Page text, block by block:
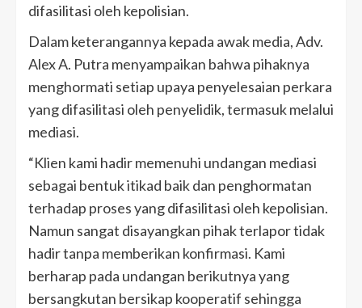
difasilitasi oleh kepolisian.
Dalam keterangannya kepada awak media, Adv.
Alex A. Putra menyampaikan bahwa pihaknya
menghormati setiap upaya penyelesaian perkara
yang difasilitasi oleh penyelidik, termasuk melalui
mediasi.
“Klien kami hadir memenuhi undangan mediasi
sebagai bentuk itikad baik dan penghormatan
terhadap proses yang difasilitasi oleh kepolisian.
Namun sangat disayangkan pihak terlapor tidak
hadir tanpa memberikan konfirmasi. Kami
berharap pada undangan berikutnya yang
bersangkutan bersikap kooperatif sehingga